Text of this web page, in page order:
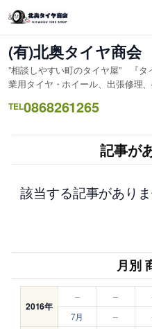
容
を
ス
キ
ッ
プ
(有)北奥タイヤ商会
”相談しやすい町のタイヤ屋” 『
業用タイヤ・ホイール、出張修理
TEL0868261265
記事が
該当する記事がありま
月別
2016年
– –
7月
–